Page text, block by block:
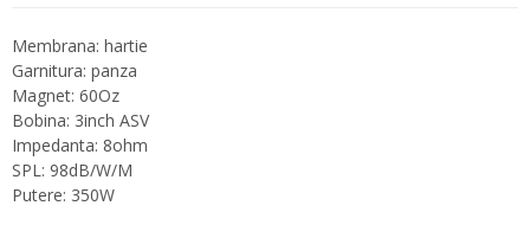
Membrana: hartie
Garnitura: panza
Magnet: 60Oz
Bobina: 3inch ASV
Impedanta: 8ohm
SPL: 98dB/W/M
Putere: 350W